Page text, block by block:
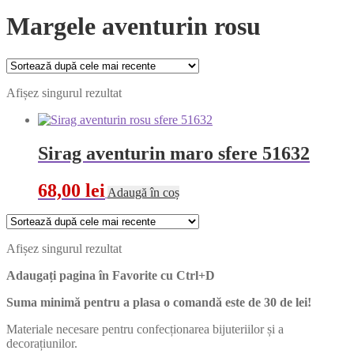
Margele aventurin rosu
Afișez singurul rezultat
Sirag aventurin maro sfere 51632
68,00 lei Adaugă în coș
Afișez singurul rezultat
Adaugați pagina în Favorite cu Ctrl+D
Suma minimă pentru a plasa o comandă este de 30 de lei!
Materiale necesare pentru confecționarea bijuteriilor și a
decorațiunilor.